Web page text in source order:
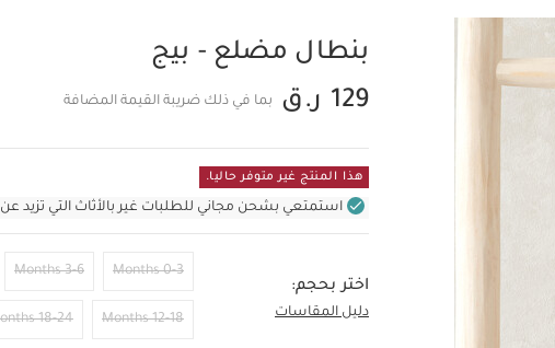
بنطال مضلع - بيج
129 ر.ق
بما في ذلك ضريبة القيمة المضافة
هذا المنتج غير متوفر حاليا.
استمتعي بشحن مجاني للطلبات غير بالأثاث التي تزيد عن 300 ر.ق
اختر بحجم:
دليل المقاسات
0-3 Months
3-6 Months
12-18 Months
18-24 Months 2-3 Years